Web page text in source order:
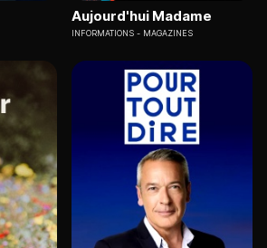
Aujourd'hui Madame
INFORMATIONS MAGAZINES